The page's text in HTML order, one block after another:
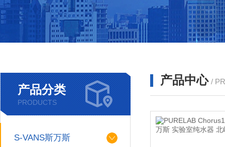
产品分类
PRODUCTS
S-VANS斯万斯
产品中心 /